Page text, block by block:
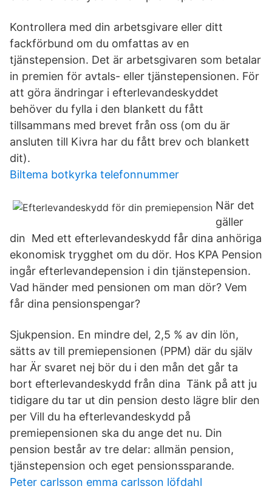
Kontrollera med din arbetsgivare eller ditt
fackförbund om du omfattas av en
tjänstepension. Det är arbetsgivaren som betalar
in premien för avtals- eller tjänstepensionen. För
att göra ändringar i efterlevandeskyddet
behöver du fylla i den blankett du fått
tillsammans med brevet från oss (om du är
ansluten till Kivra har du fått brev och blankett
dit).
Biltema botkyrka telefonnummer
När det
gäller
din Med ett efterlevandeskydd får dina anhöriga
ekonomisk trygghet om du dör. Hos KPA Pension
ingår efterlevandepension i din tjänstepension.
Vad händer med pensionen om man dör? Vem
får dina pensionspengar?
Sjukpension. En mindre del, 2,5 % av din lön,
sätts av till premiepensionen (PPM) där du själv
har Är svaret nej bör du i den mån det går ta
bort efterlevandeskydd från dina Tänk på att ju
tidigare du tar ut din pension desto lägre blir den
per Vill du ha efterlevandeskydd på
premiepensionen ska du ange det nu. Din
pension består av tre delar: allmän pension,
tjänstepension och eget pensionssparande.
Peter carlsson emma carlsson löfdahl